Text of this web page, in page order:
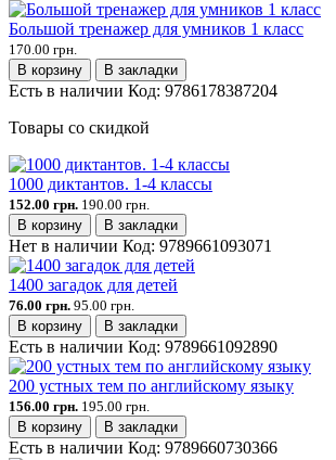
Большой тренажер для умников 1 класс
170.00 грн.
В корзину
В закладки
Есть в наличии Код: 9786178387204
Товары со скидкой
1000 диктантов. 1-4 классы
152.00 грн. 190.00 грн.
В корзину
В закладки
Нет в наличии Код: 9789661093071
1400 загадок для детей
76.00 грн. 95.00 грн.
В корзину
В закладки
Есть в наличии Код: 9789661092890
200 устных тем по английскому языку
156.00 грн. 195.00 грн.
В корзину
В закладки
Есть в наличии Код: 9789660730366